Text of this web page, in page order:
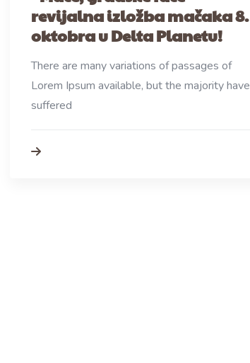
revijalna izložba mačaka 8.
oktobra u Delta Planetu!
There are many variations of passages of
Lorem Ipsum available, but the majority have
suffered